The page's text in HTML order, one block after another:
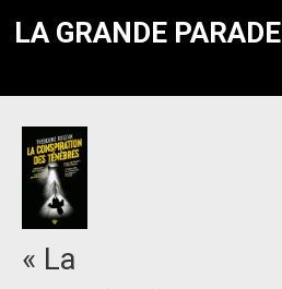
LA GRANDE PARADE
« La